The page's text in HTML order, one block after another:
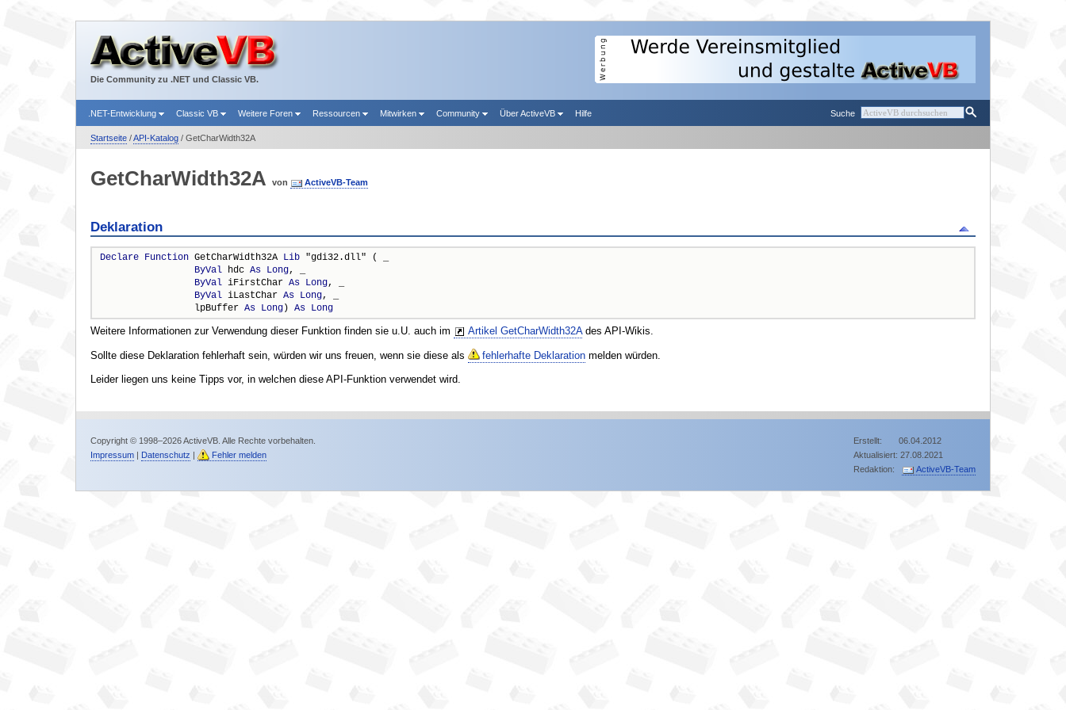
Die Community zu .NET und Classic VB.
Suche
.NET-Entwicklung Classic VB Weitere Foren Ressourcen Mitwirken Community Über ActiveVB Hilfe
Startseite/API-Katalog/ GetCharWidth32A
GetCharWidth32A von ActiveVB-Team
Deklaration
Declare Function GetCharWidth32A Lib "gdi32.dll" ( _
ByVal hdc As Long, _
ByVal iFirstChar As Long, _
ByVal iLastChar As Long, _
                 lpBuffer
As Long) As Long
Weitere Informationen zur Verwendung dieser Funktion finden sie u.U. auch im Artikel GetCharWidth32Ades API-Wikis.
Sollte diese Deklaration fehlerhaft sein, würden wir uns freuen, wenn sie diese als fehlerhafte Deklarationmelden würden.
Leider liegen uns keine Tipps vor, in welchen diese API-Funktion verwendet wird.
Erstellt: 06.04.2012
Aktualisiert: 27.08.2021
Redaktion:
ActiveVB-Team
Copyright © 1998–2026 ActiveVB. Alle Rechte vorbehalten.
Impressum| Datenschutz Fehler melden